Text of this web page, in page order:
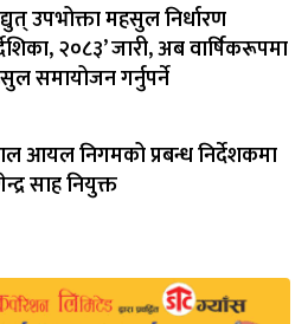
उपभोक्ता महसुल निर्धारण
२०८३’ जारी, अब वार्षिकरूपमा
समायोजन गर्नुपर्ने
आयल निगमको प्रबन्ध निर्देशकमा
साह नियुक्त